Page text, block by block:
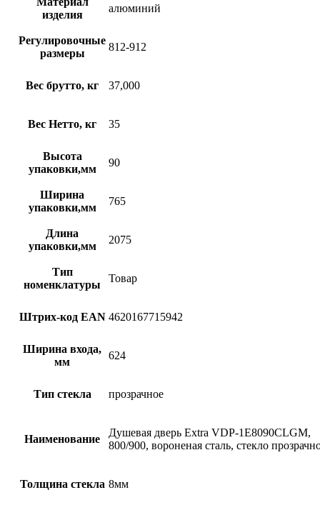
изделия
алюминий
Регулировочные
размеры
812-912
Вес брутто, кг 37,000
Вес Нетто, кг 35
Высота
упаковки,мм
90
Ширина
упаковки,мм
765
Длина
упаковки,мм
2075
Тип
номенклатуры
Товар
Штрих-код EAN 4620167715942
Ширина входа,
мм
624
Тип стекла прозрачное
Наименование
Душевая дверь Extra VDP-1E8090CLGM,
800/900, вороненая сталь, стекло
Толщина стекла 8мм